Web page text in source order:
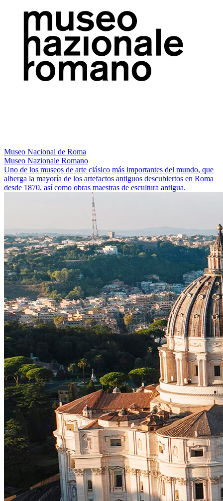
Museo Nacional de Roma
Museo Nazionale Romano
Uno de los museos de arte clásico más importantes del mundo, que
alberga la mayoría de los artefactos antiguos descubiertos en Roma
desde 1870, así como obras maestras de escultura antigua.